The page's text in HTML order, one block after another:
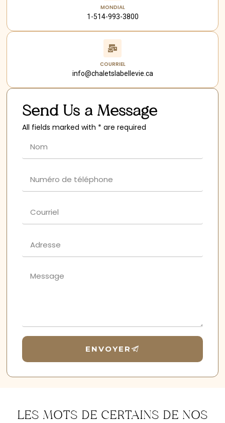
COURRIEL
info@chaletslabellevie.ca
MONDIAL
1-514-993-3800
Send Us a Message
All fields marked with * are required
ENVOYER
LES MOTS DE CERTAINS DE NOS